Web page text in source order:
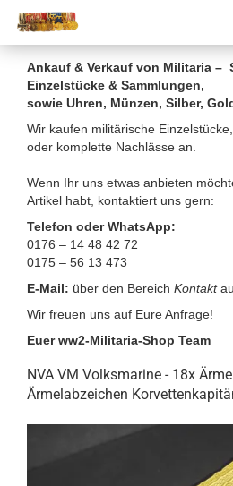
Ankauf & Verkauf von Militaria –
Einzelstücke & Sammlungen,
sowie Uhren, Münzen, Silber,
Wir kaufen militärische
oder komplette Nachlässe an.
Wenn Ihr uns etwas anbieten
Artikel habt, kontaktiert uns gern:
Telefon oder WhatsApp:
0176 – 14 48 42 72
0175 – 56 13 473
E-Mail: über den Bereich Kontakt
Wir freuen uns auf Eure Anfrage!
Euer ww2-Militaria-Shop Team
NVA VM Volksmarine - 18x
Ärmelabzeichen